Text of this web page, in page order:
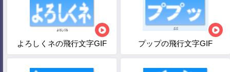
よろしくネの飛行文字GIF プップの飛行文字GIF